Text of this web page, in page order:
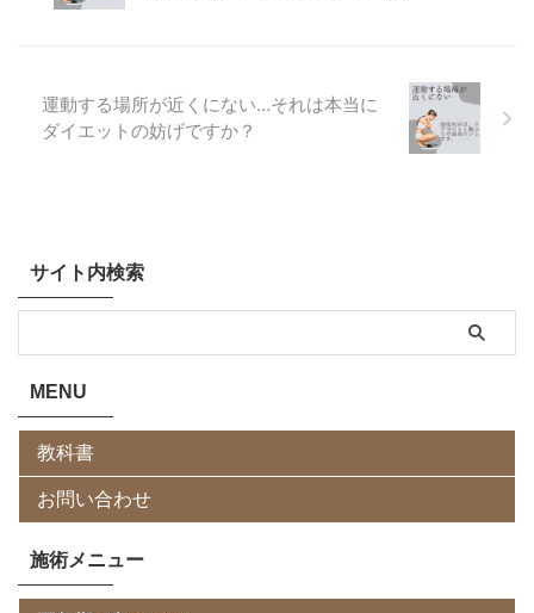
運動する場所が近くにない…それは本当に
ダイエットの妨げですか？
サイト内検索
MENU
教科書
お問い合わせ
施術メニュー